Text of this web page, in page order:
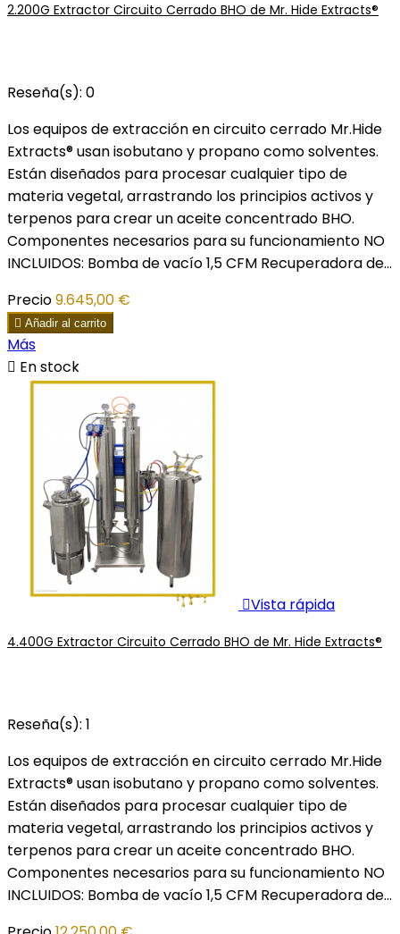
2.200G Extractor Circuito Cerrado BHO de Mr. Hide Extracts®
Reseña(s): 0
Los equipos de extracción en circuito cerrado Mr.Hide
Extracts® usan isobutano y propano como solventes.
Están diseñados para procesar cualquier tipo de
materia vegetal, arrastrando los principios activos y
terpenos para crear un aceite concentrado BHO.
Componentes necesarios para su funcionamiento NO
INCLUIDOS: Bomba de vacío 1,5 CFM Recuperadora de...
Precio9.645,00 €
 Añadir al carrito
Más
 En stock
Vista rápida
4.400G Extractor Circuito Cerrado BHO de Mr. Hide Extracts®
Reseña(s): 1
Los equipos de extracción en circuito cerrado Mr.Hide
Extracts® usan isobutano y propano como solventes.
Están diseñados para procesar cualquier tipo de
materia vegetal, arrastrando los principios activos y
terpenos para crear un aceite concentrado BHO.
Componentes necesarios para su funcionamiento NO
INCLUIDOS: Bomba de vacío 1,5 CFM Recuperadora de...